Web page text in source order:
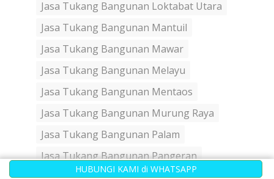
HUBUNGI KAMI di WHATSAPP
Jasa Tukang Bangunan Loktabat Utara
Jasa Tukang Bangunan Mantuil
Jasa Tukang Bangunan Mawar
Jasa Tukang Bangunan Melayu
Jasa Tukang Bangunan Mentaos
Jasa Tukang Bangunan Murung Raya
Jasa Tukang Bangunan Palam
Jasa Tukang Bangunan Pangeran